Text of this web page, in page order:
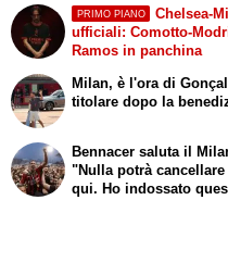
PRIMO PIANO
Chelsea-
ufficiali: Comotto-
Ramos in panchina
Milan, è l'ora di
titolare dopo la
Bennacer saluta il
"Nulla potrà
qui. Ho indossato